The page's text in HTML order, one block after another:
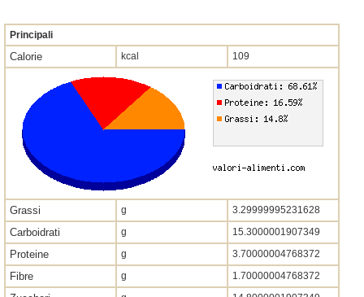
Principali
Calorie kcal 109
Grassi g 3.29999995231628
Carboidrati g 15.3000001907349
Proteine g 3.70000004768372
Fibre g 1.70000004768372